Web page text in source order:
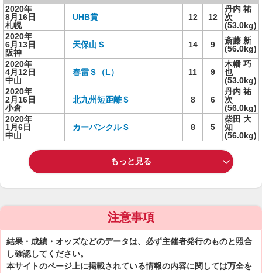
2020年
8月16日
札幌
UHB賞 12 12
丹内 祐
次
(53.0kg)
2020年
6月13日
阪神
天保山Ｓ 14 9
斎藤 新
(56.0kg)
2020年
4月12日
中山
春雷Ｓ（L） 11 9
木幡 巧
也
(53.0kg)
2020年
2月16日
小倉
北九州短距離Ｓ 8 6
丹内 祐
次
(56.0kg)
2020年
1月6日
中山
カーバンクルＳ 8 5
柴田 大
知
(56.0kg)
もっと見る
注意事項
結果・成績・オッズなどのデータは、必ず主催者発行のものと照合
し確認してください。
本サイトのページ上に掲載されている情報の内容に関しては万全を